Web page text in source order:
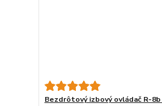
Bezdrôtový izbový ovládač R-